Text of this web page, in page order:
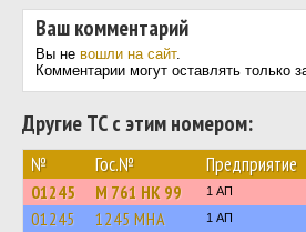
Ваш комментарий
Вы не вошли на сайт.
Комментарии могут оставлять только
Другие ТС с этим номером:
№ Гос.№ Предприятие
01245 М 761 НК 99 1 АП
01245 1245 МНА 1 АП